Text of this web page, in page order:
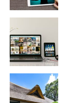
支
イ
プ、
新
法
立
支